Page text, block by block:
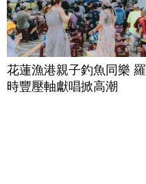
花蓮漁港親子釣魚同樂 羅
時豐壓軸獻唱掀高潮